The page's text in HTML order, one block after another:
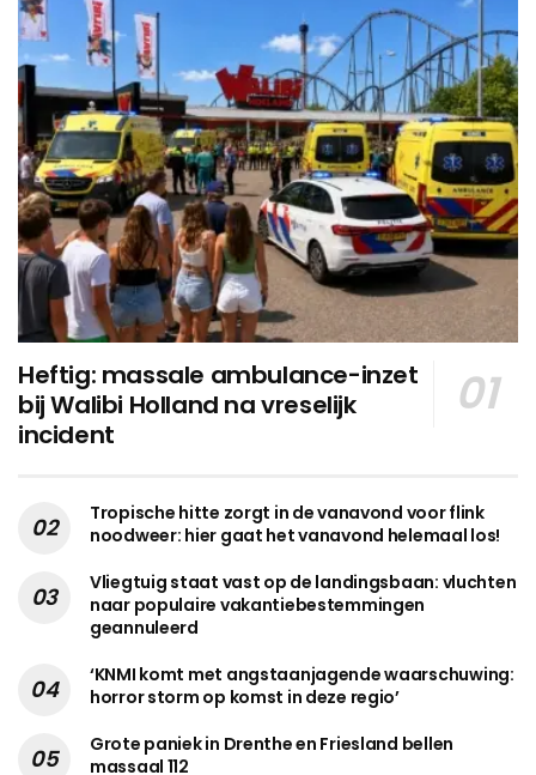
Heftig: massale ambulance-inzet
bij Walibi Holland na vreselijk
incident
Tropische hitte zorgt in de vanavond voor flink
noodweer: hier gaat het vanavond helemaal los!
Vliegtuig staat vast op de landingsbaan: vluchten
naar populaire vakantiebestemmingen
geannuleerd
‘KNMI komt met angstaanjagende waarschuwing:
horror storm op komst in deze regio’
Grote paniek in Drenthe en Friesland bellen
massaal 112